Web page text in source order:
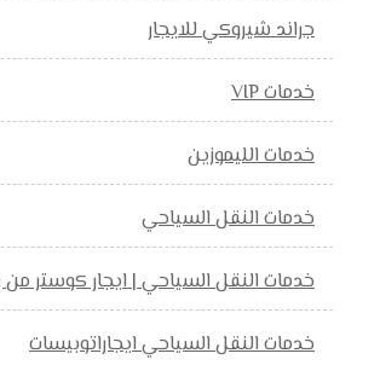
جراند شيروكي للايجار
خدمات VIP
خدمات الليموزين
خدمات النقل السياحي
خدمات النقل السياحي | ايجار كوستر
خدمات النقل السياحي ايجاراتوبيسات